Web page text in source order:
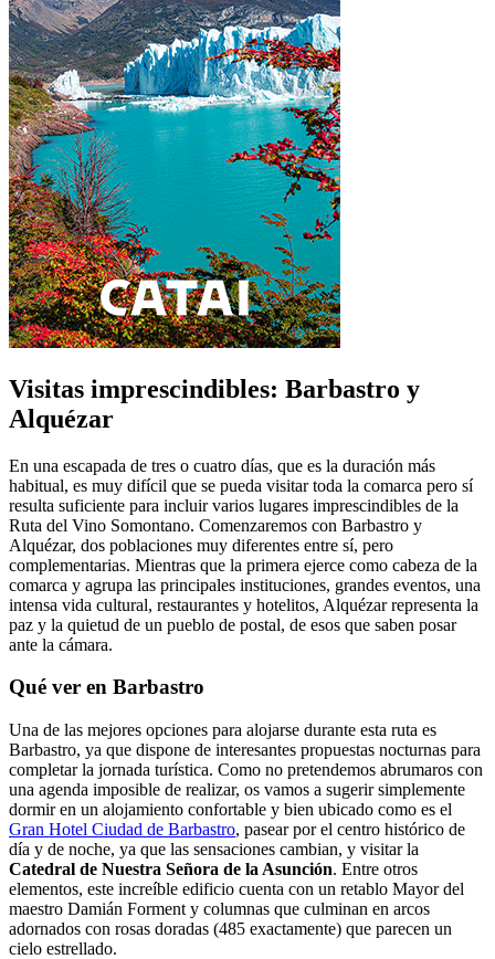
Visitas imprescindibles: Barbastro y
Alquézar
En una escapada de tres o cuatro días, que es la duración más
habitual, es muy difícil que se pueda visitar toda la comarca pero sí
resulta suficiente para incluir varios lugares imprescindibles de la
Ruta del Vino Somontano. Comenzaremos con Barbastro y
Alquézar, dos poblaciones muy diferentes entre sí, pero
complementarias. Mientras que la primera ejerce como cabeza de la
comarca y agrupa las principales instituciones, grandes eventos, una
intensa vida cultural, restaurantes y hotelitos, Alquézar representa la
paz y la quietud de un pueblo de postal, de esos que saben posar
ante la cámara.
Qué ver en Barbastro
Una de las mejores opciones para alojarse durante esta ruta es
Barbastro, ya que dispone de interesantes propuestas nocturnas para
completar la jornada turística. Como no pretendemos abrumaros con
una agenda imposible de realizar, os vamos a sugerir simplemente
dormir en un alojamiento confortable y bien ubicado como es el
Gran Hotel Ciudad de Barbastro, pasear por el centro histórico de
día y de noche, ya que las sensaciones cambian, y visitar la
Catedral de Nuestra Señora de la Asunción. Entre otros
elementos, este increíble edificio cuenta con un retablo Mayor del
maestro Damián Forment y columnas que culminan en arcos
adornados con rosas doradas (485 exactamente) que parecen un
cielo estrellado.